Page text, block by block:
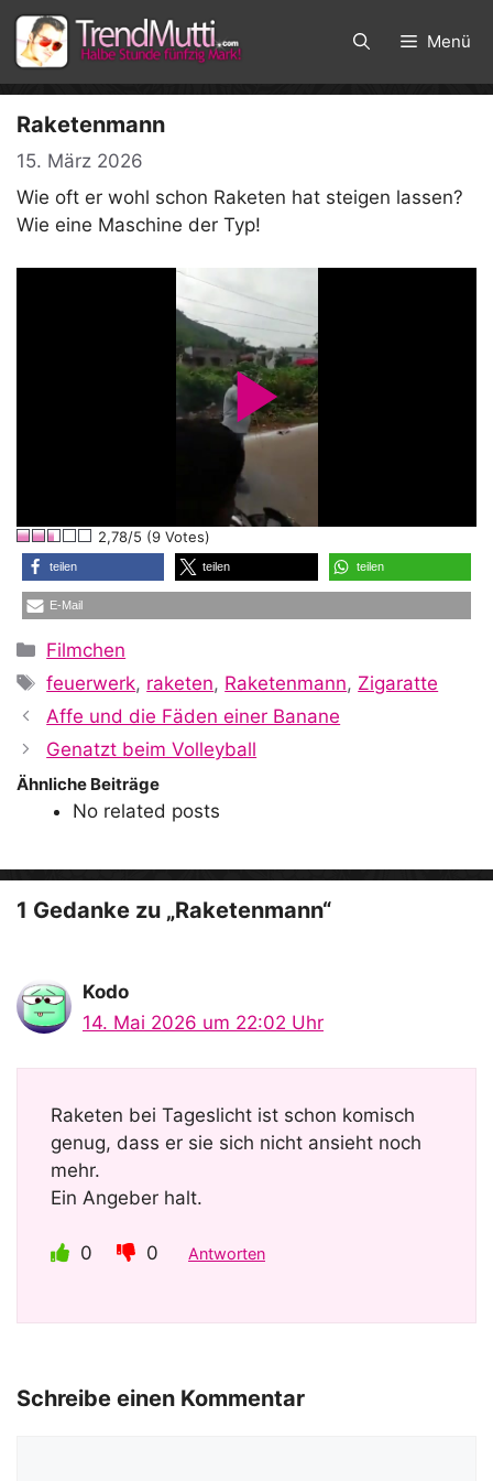
Zum
Inhalt
springen
Menü
Raketenmann
15. März 2026
Wie oft er wohl schon Raketen hat steigen lassen?
Wie eine Maschine der Typ!
P
l
a
y
V
d
o
2,78/5 (9 Votes)
teilen teilen teilen
E-Mail
Kategorien
Filmchen
Schlagwörter
feuerwerk, raketen, Raketenmann, Zigaratte
Affe und die Fäden einer Banane
Genatzt beim Volleyball
Ähnliche Beiträge
No related posts
1 Gedanke zu „Raketenmann“
Kodo
14. Mai 2026 um 22:02 Uhr
Raketen bei Tageslicht ist schon komisch
genug, dass er sie sich nicht ansieht noch
mehr.
Ein Angeber halt.
0 0 Antworten
Schreibe einen Kommentar